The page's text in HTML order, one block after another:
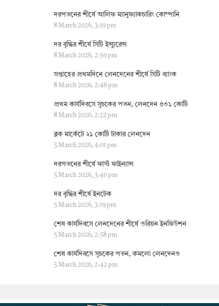
দরপতনের শীর্ষে আলিফ ম্যানুফ্যাকচারিং কোম্পানি
8 March 2026, 3:19 pm
দর বৃদ্ধির শীর্ষে সিটি ইন্স্যুরেন্স
8 March 2026, 2:59 pm
সপ্তাহের প্রথমদিনে লেনদেনের শীর্ষে সিটি ব্যাংক
8 March 2026, 2:46 pm
প্রথম কার্যদিবসে সূচকের পতন, লেনদেন ৫৩১ কোটি
8 March 2026, 2:22 pm
ব্লক মার্কেটে ২১ কোটি টাকার লেনদেন
5 March 2026, 4:01 pm
দরপতনের শীর্ষে ফার্স্ট ফাইন্যান্স
5 March 2026, 3:40 pm
দর বৃদ্ধির শীর্ষে ইনটেক
5 March 2026, 3:19 pm
শেষ কার্যদিবসে লেনদেনের শীর্ষে ওরিয়ন ইনফিউশন
5 March 2026, 2:58 pm
শেষ কার্যদিবসে সূচকের পতন, কমলো লেনদেনও
5 March 2026, 2:42 pm